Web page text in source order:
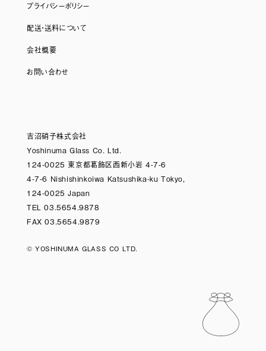
プライバシーポリシー
配送・送料について
会社概要
お問い合わせ
吉沼硝子株式会社
Yoshinuma Glass Co. Ltd.
124-0025 東京都葛飾区西新小岩 4-7-6
4-7-6 Nishishinkoiwa Katsushika-ku Tokyo,
124-0025 Japan
TEL 03.5654.9878
FAX 03.5654.9879
© YOSHINUMA GLASS CO LTD.